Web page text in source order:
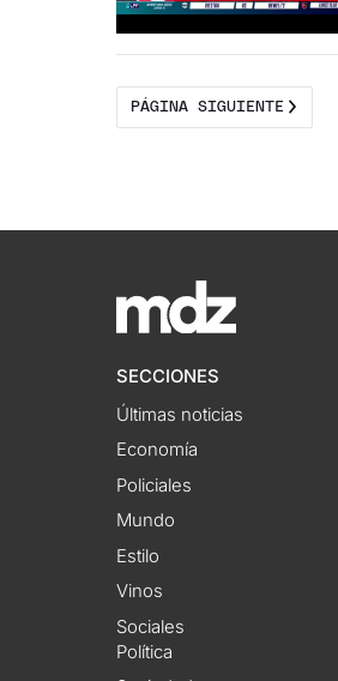
PÁGINA SIGUIENTE
SECCIONES
Últimas noticias
Economía
Policiales
Mundo
Estilo
Vinos
Sociales
Política